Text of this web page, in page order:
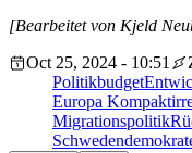
[Bearbeitet von Kjeld
Oct 25, 2024 - 10:51
Politikbudget
Europa Kompakt
Migrationspolitik